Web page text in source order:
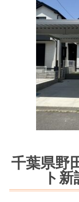
千葉県野
ト